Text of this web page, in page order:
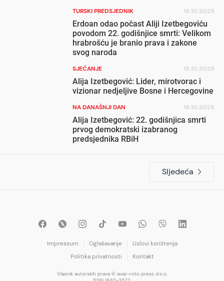
TURSKI PREDSJEDNIK 19.10.2025
Erdoan odao počast Aliji Izetbegoviću
povodom 22. godišnjice smrti: Velikom
hrabrošću je branio prava i zakone
svog naroda
SJEĆANJE 19.10.2025
Alija Izetbegović: Lider, mirotvorac i
vizionar nedjeljive Bosne i Hercegovine
NA DANAŠNJI DAN 19.10.2025
Alija Izetbegović: 22. godišnjica smrti
prvog demokratski izabranog
predsjednika RBiH
Sljedeća
Impressum Oglašavanje
Uslovi korištenja
Politika privatnosti
Kontakt
Vlasnik autorskih prava © avaz-roto press d.o.o.